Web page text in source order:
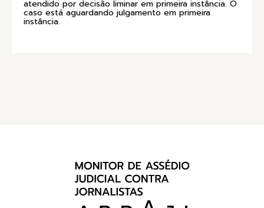
atendido por decisão liminar em primeira instância. O
caso está aguardando julgamento em primeira
instância.